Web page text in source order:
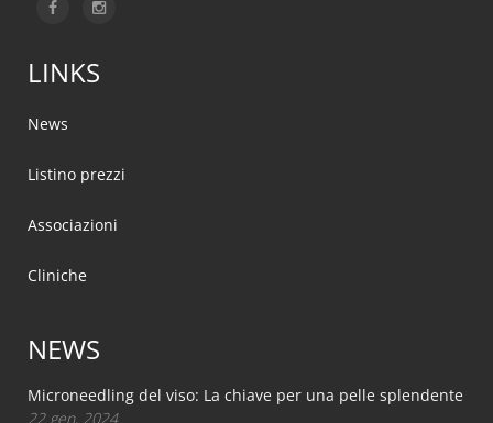
LINKS
News
Listino prezzi
Associazioni
Cliniche
NEWS
Microneedling del viso: La chiave per una pelle splendente
22 gen, 2024